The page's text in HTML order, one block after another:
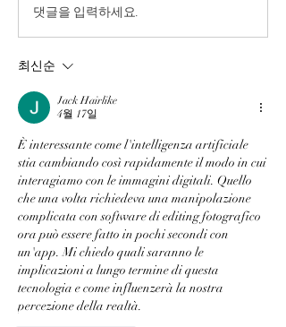
댓글을 입력하세요.
최신순
Jack Hairlike
4월 17일
È interessante come l'intelligenza artificiale
stia cambiando così rapidamente il modo in cui
interagiamo con le immagini digitali. Quello
che una volta richiedeva una manipolazione
complicata con software di editing fotografico
ora può essere fatto in pochi secondi con
un'app. Mi chiedo quali saranno le
implicazioni a lungo termine di questa
tecnologia e come influenzerà la nostra
percezione della realtà.